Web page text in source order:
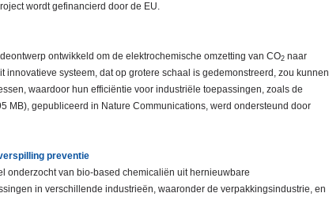
wordt gefinancierd door de EU.
ontwikkeld om de elektrochemische omzetting van CO2 naar
innovatieve systeem, dat op grotere schaal is gedemonstreerd, zou kunnen
waardoor hun efficiëntie voor industriële toepassingen, zoals de
MB), gepubliceerd in Nature Communications, werd ondersteund door
preventie
onderzocht van bio-based chemicaliën uit hernieuwbare
in verschillende industrieën, waaronder de verpakkingsindustrie, en